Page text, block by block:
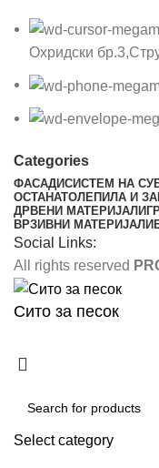
Охридски
Categories
ФАСАДИСИСТЕМ НА
ОСТАНАТОЛЕПИЛА И
ДРВЕНИ МАТЕРИЈАЛИ
ВРЗИВНИ МАТЕРИЈАЛИ
Social Links:
All rights reserved
Сито за песок
Select category